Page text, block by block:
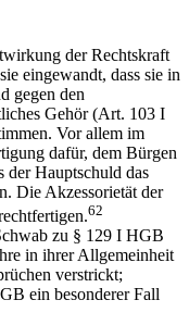
der Rechtskraft
eingewandt, dass sie in
gegen den
Gehör (Art. 103 I
Vor allem im
dafür, dem Bürgen
der Hauptschuld das
Die Akzessorietät der
62
zu § 129 I HGB
in ihrer Allgemeinheit
verstrickt;
ein besonderer Fall